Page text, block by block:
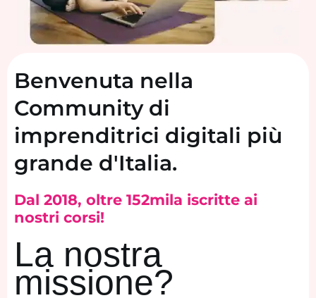
Benvenuta nella
Community di
imprenditrici digitali più
grande d'Italia.​​
Dal 2018, oltre 152mila iscritte ai
nostri corsi!
La nostra
missione?